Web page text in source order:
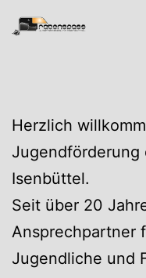
Zum
Inhalt
Herzlich
Jugendförderung
Isenbüttel.
Seit über 20
Ansprechpartner
Jugendliche und